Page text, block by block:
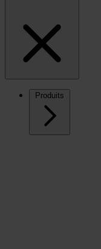
Produits